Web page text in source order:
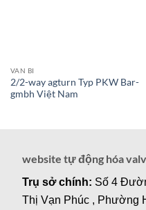
VAN BI
2/2-way agturn Typ PKW Bar-
gmbh Việt Nam
website tự động hóa
Trụ sở chính: Số 4
Thị Vạn Phúc , Phường